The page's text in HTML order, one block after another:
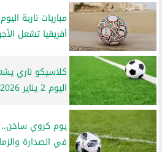
أفريقيا تشعل
كلاسيكو ناري
اليوم 2 يناير 2026 والقنوات الناقلة
يوم كروي ساخن..
في الصدارة